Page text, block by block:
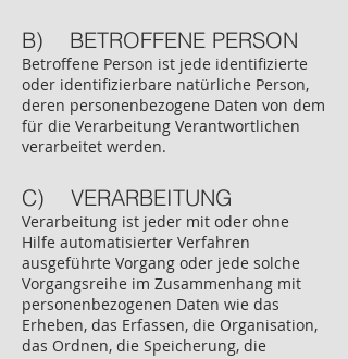
B) BETROFFENE PERSON
Betroffene Person ist jede identifizierte
oder identifizierbare natürliche Person,
deren personenbezogene Daten von dem
für die Verarbeitung Verantwortlichen
verarbeitet werden.
C) VERARBEITUNG
Verarbeitung ist jeder mit oder ohne
Hilfe automatisierter Verfahren
ausgeführte Vorgang oder jede solche
Vorgangsreihe im Zusammenhang mit
personenbezogenen Daten wie das
Erheben, das Erfassen, die Organisation,
das Ordnen, die Speicherung, die